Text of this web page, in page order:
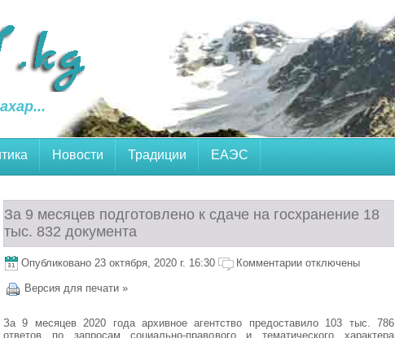
Новости Традиции ЕАЭС
За 9 месяцев подготовлено к сдаче на госхранение 18
тыс. 832 документа
Опубликовано 23 октября, 2020 г. 16:30 Комментарии отключены
Версия для печати »
За 9 месяцев 2020 года архивное агентство предоставило 103 тыс. 786
ответов по запросам социально-правового и тематического характера